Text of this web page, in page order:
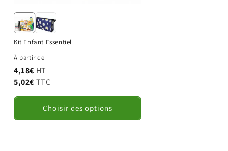
Kit Enfant Essentiel
À partir de
4,18€ HT
5,02€ TTC
Choisir des options